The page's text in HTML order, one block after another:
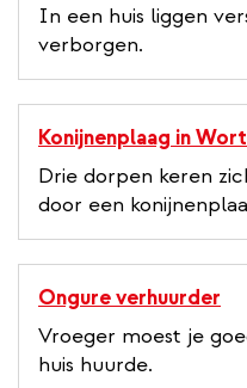
In een huis liggen
verborgen.
Konijnenplaag in
Drie dorpen keren
door een
Ongure verhuurder
Vroeger moest je
huis huurde.